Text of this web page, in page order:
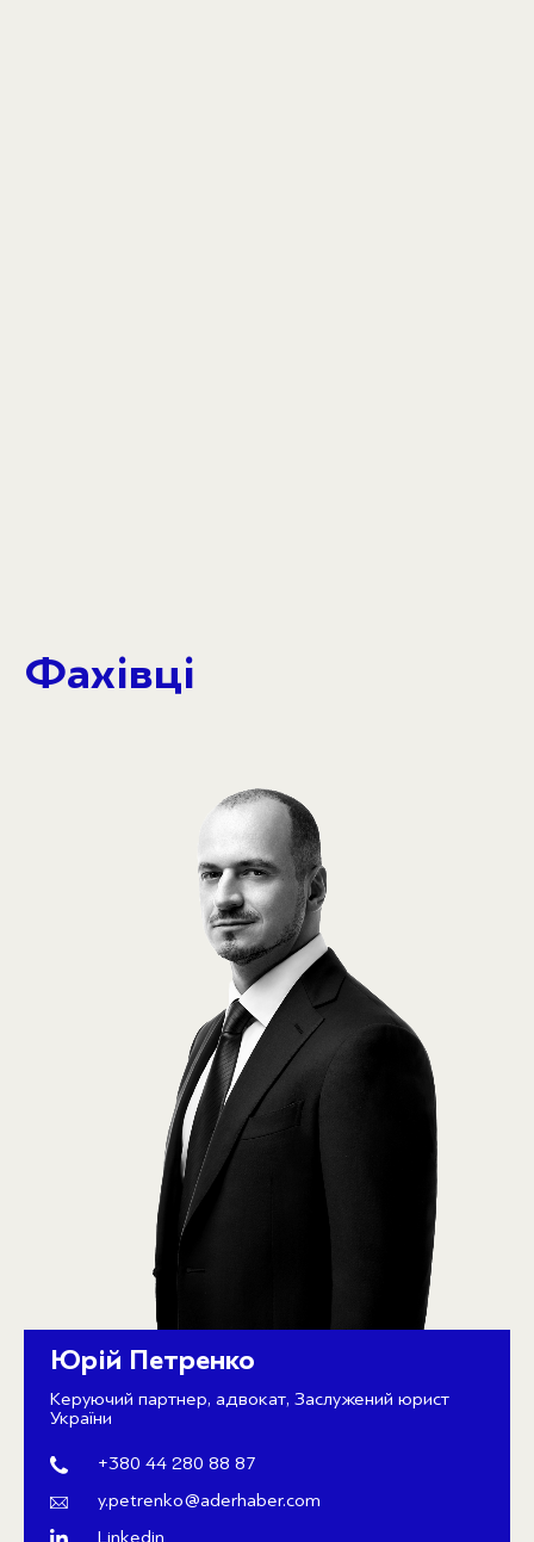
Фахівці
Юрій Петренко
Керуючий партнер, адвокат, Заслужений юрист
України
+380 44 280 88 87
y.petrenko@aderhaber.com